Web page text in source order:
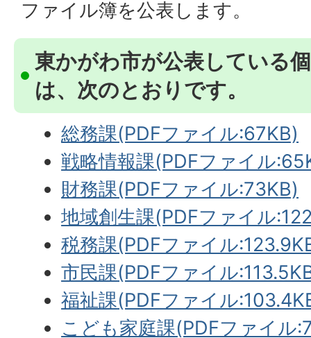
ファイル簿を公表します。
東かがわ市が公表している
は、次のとおりです。
総務課(PDFファイル:67KB)
戦略情報課(PDFファイル
財務課(PDFファイル:73KB)
地域創生課(PDFファイル
税務課(PDFファイル
市民課(PDFファイル
福祉課(PDFファイル
こども家庭課(PDFファイル